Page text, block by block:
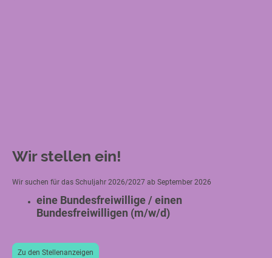
Wir stellen ein!
Wir suchen für das Schuljahr 2026/2027 ab September 2026
eine Bundesfreiwillige / einen
Bundesfreiwilligen (m/w/d)
Zu den Stellenanzeigen